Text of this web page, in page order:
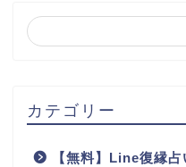
カテゴリー
【無料】Line復縁占